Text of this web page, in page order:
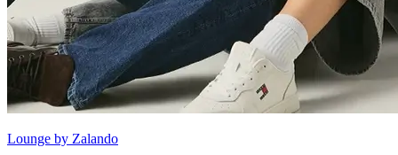
Lounge by Zalando